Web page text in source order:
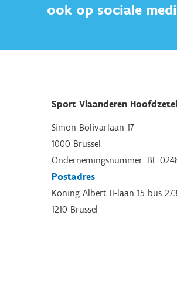
ook op sociale
Sport Vlaanderen Hoofdzetel
Simon Bolivarlaan 17
1000 Brussel
Ondernemingsnummer: BE
Postadres
Koning Albert II-laan 15 bus 273
1210 Brussel